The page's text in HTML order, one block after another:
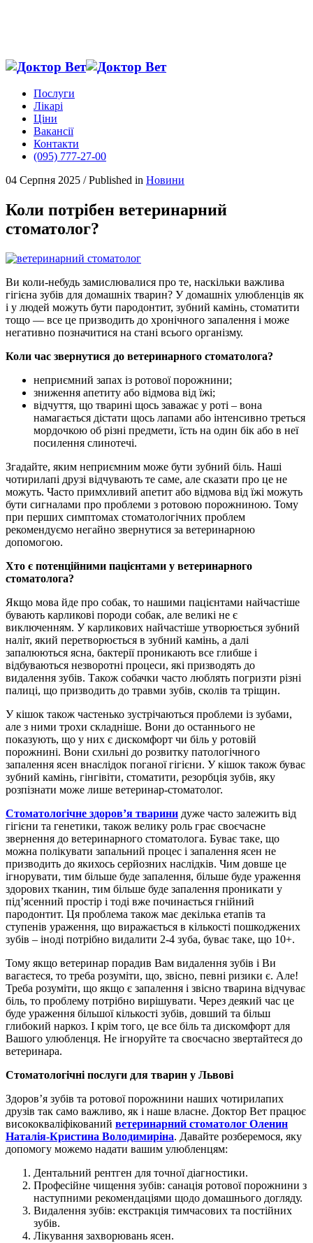
Послуги
Лікарі
Ціни
Вакансії
Контакти
(095) 777-27-00
04 Серпня 2025 /Published in Новини
Коли потрібен ветеринарний
стоматолог?
Ви коли-небудь замислювалися про те, наскільки важлива
гігієна зубів для домашніх тварин? У домашніх улюбленців як
і у людей можуть бути пародонтит, зубний камінь, стоматити
тощо — все це призводить до хронічного запалення і може
негативно позначитися на стані всього організму.
Коли час звернутися до ветеринарного стоматолога?
неприємний запах із ротової порожнини;
зниження апетиту або відмова від їжі;
відчуття, що тварині щось заважає у роті – вона
намагається дістати щось лапами або інтенсивно треться
мордочкою об різні предмети, їсть на один бік або в неї
посилення слинотечі.
Згадайте, яким неприємним може бути зубний біль. Наші
чотирилапі друзі відчувають те саме, але сказати про це не
можуть. Часто примхливий апетит або відмова від їжі можуть
бути сигналами про проблеми з ротовою порожниною. Тому
при перших симптомах стоматологічних проблем
рекомендуємо негайно звернутися за ветеринарною
допомогою.
Хто є потенційними пацієнтами у ветеринарного
стоматолога?
Якщо мова йде про собак, то нашими пацієнтами найчастіше
бувають карликові породи собак, але великі не є
виключенням. У карликових найчастіше утворюється зубний
наліт, який перетворюється в зубний камінь, а далі
запалюються ясна, бактерії проникають все глибше і
відбуваються незворотні процеси, які призводять до
видалення зубів. Також собачки часто люблять погризти різні
палиці, що призводить до травми зубів, сколів та тріщин.
У кішок також частенько зустрічаються проблеми із зубами,
але з ними трохи складніше. Вони до останнього не
показують, що у них є дискомфорт чи біль у ротовій
порожнині. Вони схильні до розвитку патологічного
запалення ясен внаслідок поганої гігієни. У кішок також буває
зубний камінь, гінгівіти, стоматити, резорбція зубів, яку
розпізнати може лише ветеринар-стоматолог.
Стоматологічне здоров’я тварини дуже часто залежить від
гігієни та генетики, також велику роль грає своєчасне
звернення до ветеринарного стоматолога. Буває таке, що
можна полікувати запальний процес і запалення ясен не
призводить до якихось серйозних наслідків. Чим довше це
ігнорувати, тим більше буде запалення, більше буде ураження
здорових тканин, тим більше буде запалення проникати у
під’ясенний простір і тоді вже починається гнійний
пародонтит. Ця проблема також має декілька етапів та
ступенів ураження, що виражається в кількості пошкоджених
зубів – іноді потрібно видалити 2-4 зуба, буває таке, що 10+.
Тому якщо ветеринар порадив Вам видалення зубів і Ви
вагаєтеся, то треба розуміти, що, звісно, певні ризики є. Але!
Треба розуміти, що якщо є запалення і звісно тварина відчуває
біль, то проблему потрібно вирішувати. Через деякий час це
буде ураження більшої кількості зубів, довший та більш
глибокий наркоз. І крім того, це все біль та дискомфорт для
Вашого улюбленця. Не ігноруйте та своєчасно звертайтеся до
ветеринара.
Стоматологічні послуги для тварин у Львові
Здоров’я зубів та ротової порожнини наших чотирилапих
друзів так само важливо, як і наше власне. Доктор Вет працює
висококваліфікований ветеринарний стоматолог Оленин
Наталія-Кристина Володимиріна. Давайте розберемося, яку
допомогу можемо надати вашим улюбленцям:
Дентальний рентген для точної діагностики.
Професійне чищення зубів: санація ротової порожнини з
наступними рекомендаціями щодо домашнього догляду.
Видалення зубів: екстракція тимчасових та постійних
зубів.
Лікування захворювань ясен.